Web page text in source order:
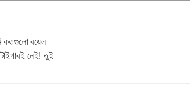
কতগুলো রয়েল
নেই! তুই